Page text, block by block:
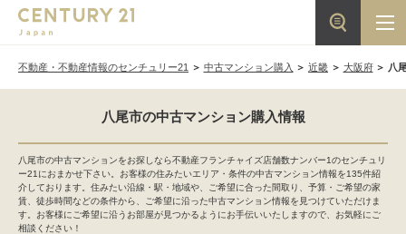
不動産・不動産情報のセンチュリー21 中古マンション購入 近畿 大阪府 八
八尾市の中古マンション購入情報
八尾市の中古マンションをお探しなら不動産フランチャイズ店舗数ナンバー1のセンチュリ
ー21におまかせ下さい。お客様の住みたいエリア・条件の中古マンション情報を135件紹
介しております。住みたい沿線・駅・地域や、ご希望に合った間取り、予算・ご希望の家
賃、徒歩時間などの条件から、ご希望に沿った中古マンション情報を見つけていただけま
す。お客様にご希望に沿うお部屋が見つかるようにお手伝いいたしますので、お気軽にご
相談ください！